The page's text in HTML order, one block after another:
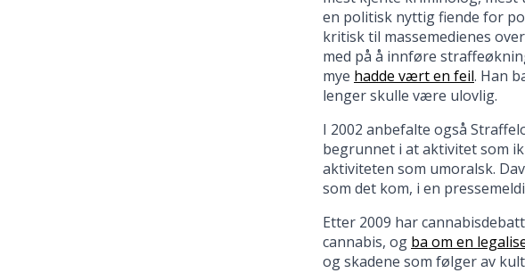
en politisk nyttig fiende for
kritisk til massemedienes
med på å innføre
mye hadde vært en feil. Han
lenger skulle være ulovlig.
I 2002 anbefalte også
begrunnet i at aktivitet som
aktiviteten som umoralsk.
som det kom, i en
Etter 2009 har
cannabis, og ba om en
og skadene som følger av